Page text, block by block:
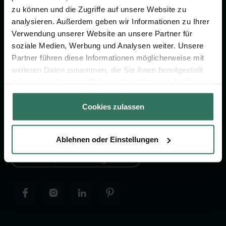
zu können und die Zugriffe auf unsere Website zu
analysieren. Außerdem geben wir Informationen zu Ihrer
Verwendung unserer Website an unsere Partner für
soziale Medien, Werbung und Analysen weiter. Unsere
Partner führen diese Informationen möglicherweise mit
weiteren Daten zusammen, die Sie ihnen bereitgestellt
gesammelt haben.
Cookies zulassen
Ablehnen oder Einstellungen
FÜR SIE
Vergleich
Ratgeber
Verzeichnis
FÜR BESTATTER
Online-Portal
Kostenlos registrieren
KONTAKTIEREN SIE UNS
info@bestattungen.de